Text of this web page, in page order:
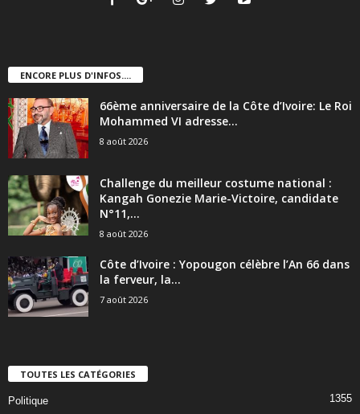
ENCORE PLUS D'INFOS....
66ème anniversaire de la Côte d’Ivoire: Le Roi
Mohammed VI adresse...
8 août 2026
Challenge du meilleur costume national :
Kangah Gonezie Marie-Victoire, candidate
N°11,...
8 août 2026
Côte d’Ivoire : Yopougon célèbre l’An 66 dans
la ferveur, la...
7 août 2026
TOUTES LES CATÉGORIES
Politique 1355